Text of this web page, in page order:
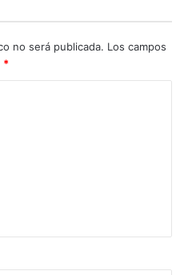
no será publicada. Los campos
*